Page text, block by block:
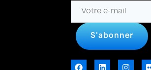
S'abonner